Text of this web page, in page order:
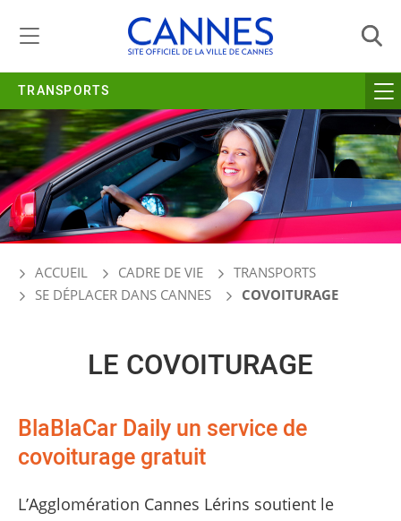
TRANSPORTS
ACCUEIL CADRE DE VIE
TRANSPORTS
SE DÉPLACER DANS CANNES
COVOITURAGE
LE COVOITURAGE
BlaBlaCar Daily un service de
covoiturage gratuit
L’Agglomération Cannes Lérins soutient le